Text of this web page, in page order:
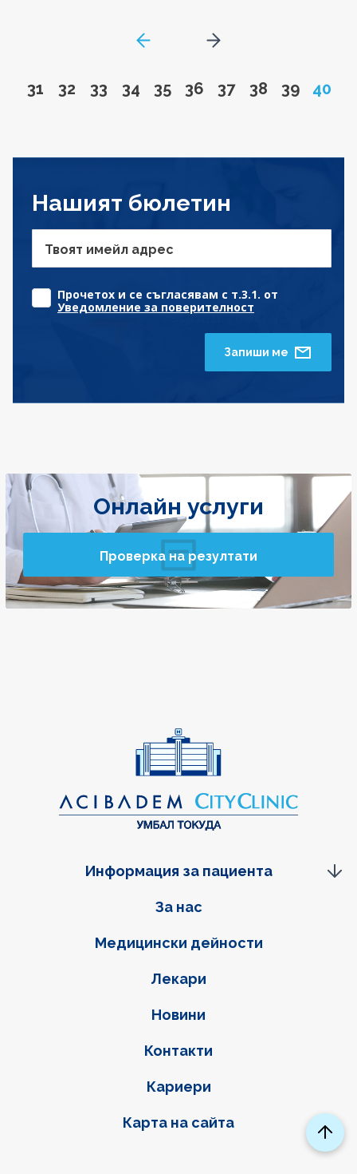
GoToPreviousPage
Go to page
31 Go to page
32 Go to page
33 Go to page
34 Go to page
35 Go to page
36 Go to page
37 Go to page
38 Go to
39 Page
40
Go to next page
Нашият бюлетин
Твоят имейл адрес
Прочетох и се съгласявам с т.3.1. от
Уведомление за поверителност
Запиши ме
Онлайн услуги
Проверка на резултати
Фуутер навигация
За нас
Медицински дейности
Лекари
Новини
Контакти
Кариери
Карта на сайта
Информация за пациента